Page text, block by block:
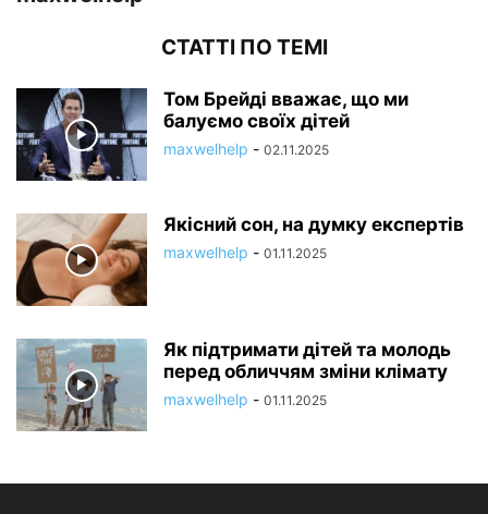
СТАТТІ ПО ТЕМІ
Том Брейді вважає, що ми
балуємо своїх дітей
maxwelhelp - 02.11.2025
Якісний сон, на думку експертів
maxwelhelp - 01.11.2025
Як підтримати дітей та молодь
перед обличчям зміни клімату
maxwelhelp - 01.11.2025